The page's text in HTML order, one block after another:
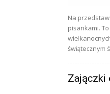
Na
pisankami.
świątecznym
Zajączki